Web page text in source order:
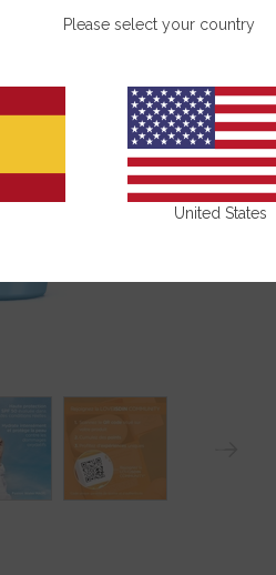
Please select your country
United States